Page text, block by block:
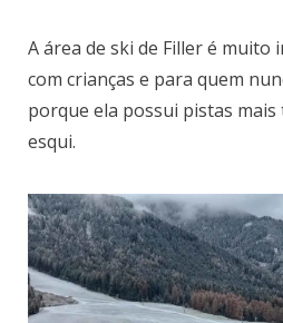
A área de ski de Filler é muito
com crianças e para quem
porque ela possui pistas mais
esqui.